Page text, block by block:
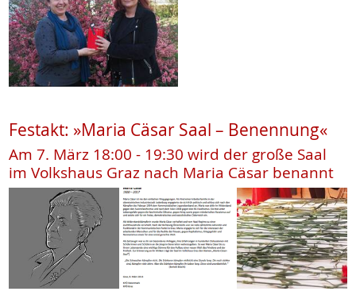
Festakt: »Maria Cäsar Saal – Benennung«
Am 7. März 18:00 - 19:30 wird der große Saal
im Volkshaus Graz nach Maria Cäsar benannt